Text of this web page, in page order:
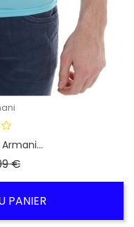
€Prix
PANIER